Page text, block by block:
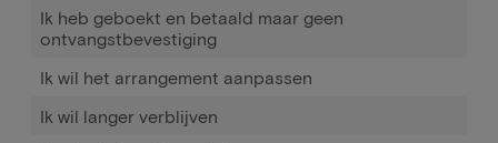
Ik heb geboekt en betaald maar geen
ontvangstbevestiging
Ik wil het arrangement aanpassen
Ik wil langer verblijven